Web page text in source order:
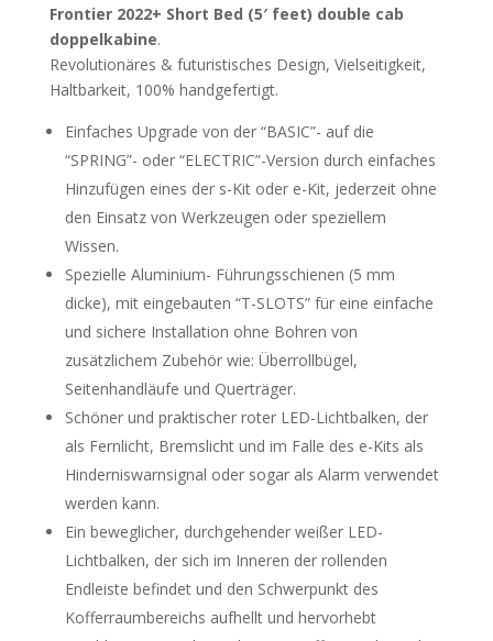
Frontier 2022+ Short Bed (5′ feet) double cab
doppelkabine.
Revolutionäres & futuristisches Design, Vielseitigkeit,
Haltbarkeit, 100% handgefertigt.
Einfaches Upgrade von der “BASIC”- auf die
“SPRING”- oder “ELECTRIC”-Version durch einfaches
Hinzufügen eines der s-Kit oder e-Kit, jederzeit ohne
den Einsatz von Werkzeugen oder speziellem
Wissen.
Spezielle Aluminium- Führungsschienen (5 mm
dicke), mit eingebauten “T-SLOTS” für eine einfache
und sichere Installation ohne Bohren von
zusätzlichem Zubehör wie: Überrollbügel,
Seitenhandläufe und Querträger.
Schöner und praktischer roter LED-Lichtbalken, der
als Fernlicht, Bremslicht und im Falle des e-Kits als
Hinderniswarnsignal oder sogar als Alarm verwendet
werden kann.
Ein beweglicher, durchgehender weißer LED-
Lichtbalken, der sich im Inneren der rollenden
Endleiste befindet und den Schwerpunkt des
Kofferraumbereichs aufhellt und hervorhebt